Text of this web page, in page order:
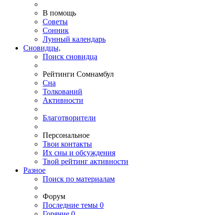
В помощь
Советы
Сонник
Лунный календарь
Сновидцы,
Поиск сновидца
Рейтинги Сомнамбул
Сна
Толкований
Активности
Благотворители
Персональное
Твои контакты
Их сны и обсуждения
Твой рейтинг активности
Разное
Поиск по материалам
Форум
Последние темы 0